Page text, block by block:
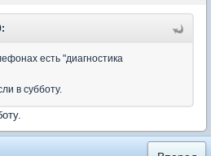
есть "диагностика
в субботу.